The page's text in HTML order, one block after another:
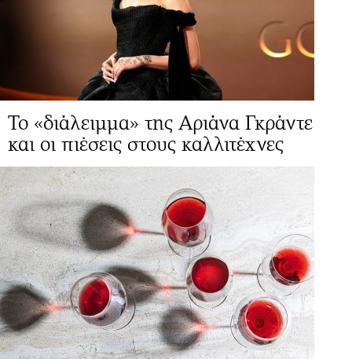
Το «διάλειμμα» της Αριάνα Γκράντε
και οι πιέσεις στους καλλιτέχνες